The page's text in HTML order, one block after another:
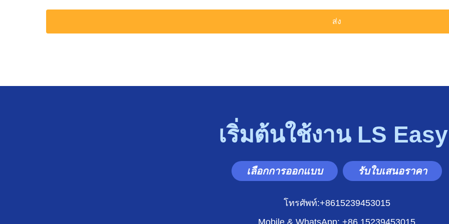
เริ่มต้นใช้งาน LS
เลือกการออกแบบ รับใบเสนอราคา
โทรศัพท์:+8615239453015
Mobile & WhatsApp: +86 15239453015